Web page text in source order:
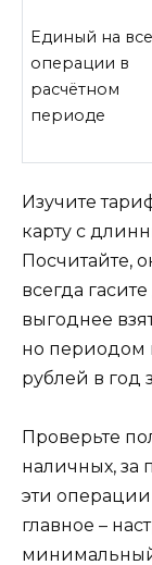
Единый на все
операции в
расчётном
периоде
Изучите
карту с
Посчитайте,
всегда
выгоднее
но периодом
рублей в год
Проверьте
наличных, за
эти
главное –